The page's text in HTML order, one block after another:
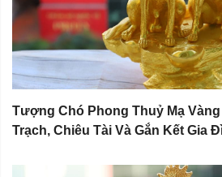
Tượng Chó Phong Thuỷ Mạ Vàng
Trạch, Chiêu Tài Và Gắn Kết Gia